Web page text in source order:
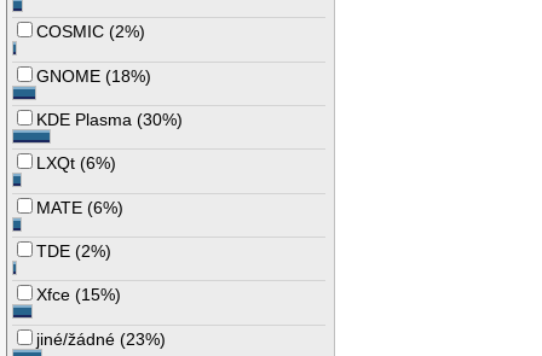
COSMIC (2%)
GNOME (18%)
KDE Plasma (30%)
LXQt (6%)
MATE (6%)
TDE (2%)
Xfce (15%)
jiné/žádné (23%)